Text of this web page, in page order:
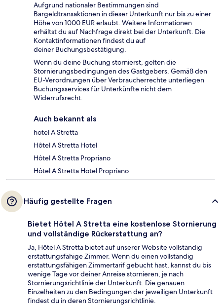
Aufgrund nationaler Bestimmungen sind
Bargeldtransaktionen in dieser Unterkunft nur bis zu einer
Höhe von 1000 EUR erlaubt. Weitere Informationen
erhältst du auf Nachfrage direkt bei der Unterkunft. Die
Kontaktinformationen findest du auf
deiner Buchungsbestätigung.
Wenn du deine Buchung stornierst, gelten die
Stornierungsbedingungen des Gastgebers. Gemäß den
EU-Verordnungen über Verbraucherrechte unterliegen
Buchungsservices für Unterkünfte nicht dem
Widerrufsrecht.
Auch bekannt als
hotel A Stretta
Hôtel A Stretta Hotel
Hôtel A Stretta Propriano
Hôtel A Stretta Hotel Propriano
Häufig gestellte Fragen
Bietet Hôtel A Stretta eine kostenlose Stornierung
und vollständige Rückerstattung an?
Ja, Hôtel A Stretta bietet auf unserer Website vollständig
erstattungsfähige Zimmer. Wenn du einen vollständig
erstattungsfähigen Zimmertarif gebucht hast, kannst du bis
wenige Tage vor deiner Anreise stornieren, je nach
Stornierungsrichtlinie der Unterkunft. Die genauen
Einzelheiten zu den Bedingungen der jeweiligen Unterkunft
findest du in deren Stornierungsrichtlinie.